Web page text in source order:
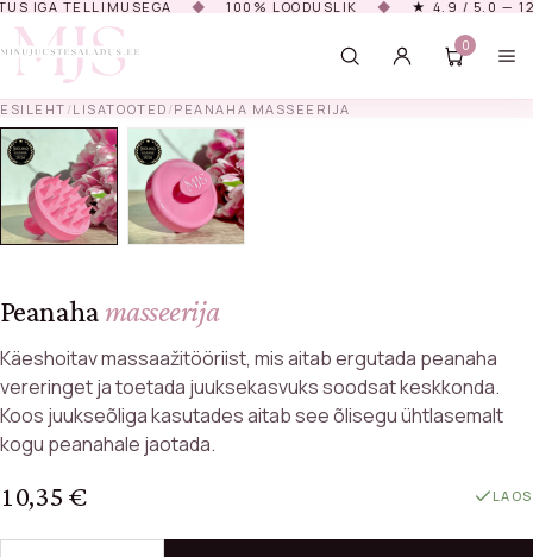
TELLIMUSEGA ◆ 100% LOODUSLIK ◆ ★ 4.9 / 5.0 — 12
0
HAKKA KIRJUTAMA, ET NÄHA TOOTEID…
ESILEHT /LISATOOTED /PEANAHA MASSEERIJA
Peanaha masseerija
Käeshoitav massaažitööriist, mis aitab ergutada peanaha
vereringet ja toetada juuksekasvuks soodsat keskkonda.
Koos juukseõliga kasutades aitab see õlisegu ühtlasemalt
kogu peanahale jaotada.
10,35€ LAOS